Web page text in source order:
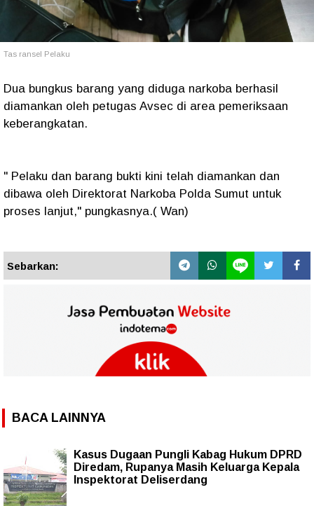
Tas ransel Pelaku
Dua bungkus barang yang diduga narkoba berhasil
diamankan oleh petugas Avsec di area pemeriksaan
keberangkatan.
" Pelaku dan barang bukti kini telah diamankan dan
dibawa oleh Direktorat Narkoba Polda Sumut untuk
proses lanjut," pungkasnya.( Wan)
Sebarkan:
BACA LAINNYA
Kasus Dugaan Pungli Kabag Hukum DPRD
Diredam, Rupanya Masih Keluarga Kepala
Inspektorat Deliserdang